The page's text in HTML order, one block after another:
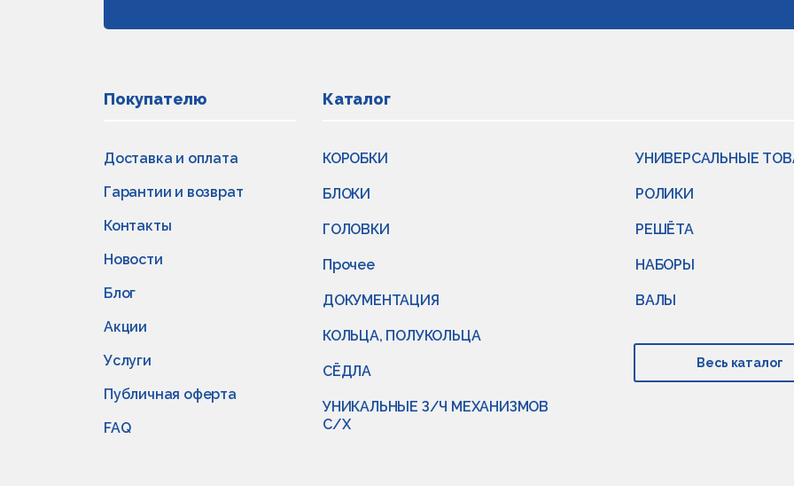
Покупателю
Доставка и оплата
Гарантии и возврат
Контакты
Новости
Блог
Акции
Услуги
Публичная оферта
FAQ
Каталог
КОРОБКИ
БЛОКИ
ГОЛОВКИ
Прочее
ДОКУМЕНТАЦИЯ
КОЛЬЦА, ПОЛУКОЛЬЦА
СЁДЛА
УНИКАЛЬНЫЕ З/Ч МЕХАНИЗМОВ
С/Х
УНИВЕРСАЛЬНЫЕ
РОЛИКИ
РЕШЁТА
НАБОРЫ
ВАЛЫ
Весь каталог